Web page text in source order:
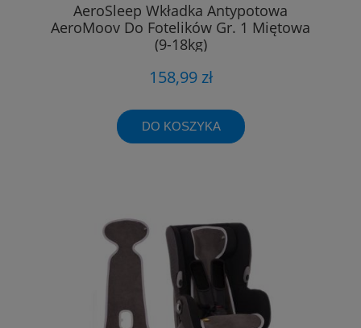
AeroSleep Wkładka Antypotowa
AeroMoov Do Fotelików Gr. 1 Miętowa
(9-18kg)
158,99 zł
DO KOSZYKA